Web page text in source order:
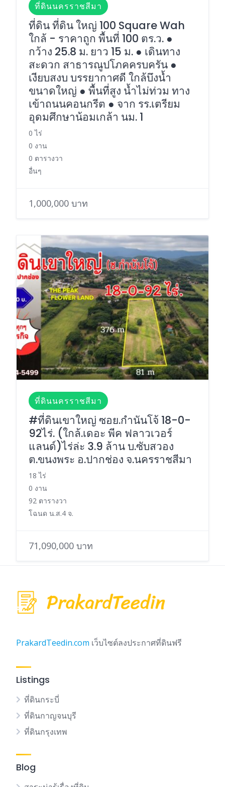
ที่ดินนครราชสีมา
ที่ดิน ที่ดิน ใหญ่ 100 Square Wah
ใกล้ - ราคาถูก พื้นที่ 100 ตร.ว. ●
กว้าง 25.8 ม. ยาว 15 ม. ● เดินทาง
สะดวก สาธารณูปโภคครบครัน ●
เงียบสงบ บรรยากาศดี ใกล้บึงน้ำ
ขนาดใหญ่ ● พื้นที่สูง น้ำไม่ท่วม ทาง
เข้าถนนคอนกรีต ● จาก รร.เตรียม
อุดมศึกษาน้อมเกล้า นม. 1
0 ไร่
0 งาน
0 ตารางวา
อื่นๆ
1,000,000 บาท
ที่ดินนครราชสีมา
#ที่ดินเขาใหญ่ ซอย.กำนันโจ้ 18-0-
92ไร่. (ใกล้.เดอะ พีค ฟลาวเวอร์
แลนด์)ไร่ล่ะ 3.9 ล้าน บ.ซับสวอง
ต.ขนงพระ อ.ปากช่อง จ.นครราชสีมา
18 ไร่
0 งาน
92 ตารางวา
โฉนด น.ส.4 จ.
71,090,000 บาท
PrakardTeedin.com เว็บไซต์ลงประกาศที่ดินฟรี
Listings
ที่ดินกระบี่
ที่ดินกาญจนบุรี
ที่ดินกรุงเทพ
Blog